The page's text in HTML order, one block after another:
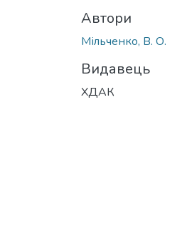
Автори
Мільченко, В. О.
Видавець
ХДАК